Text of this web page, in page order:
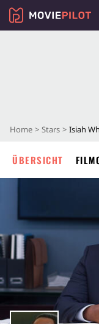
Home Stars Isiah
ÜBERSICHT